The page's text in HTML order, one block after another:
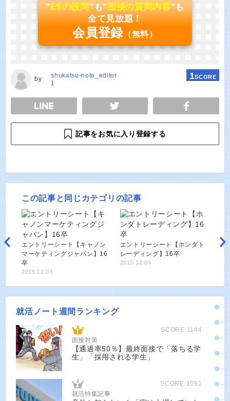
"ESの設問"も"面接の質問内容"も
全て見放題！
会員登録 （無料）
by
shukatsu-note_editor
1
1SCORE
TWEET
記事をお気に入り登録する
この記事と同じカテゴリの記事
エントリーシート【キャノン
マーケティングジャパン】16
卒
2015.12.03
エントリーシート【ホンダト
レーディング】16卒
2015.12.04
就活ノート週間ランキング
SCORE:1144
面接対策
【通過率50％】最終面接で「落ちる学
生」「採用される学生」
SCORE:1091
就活特集記事